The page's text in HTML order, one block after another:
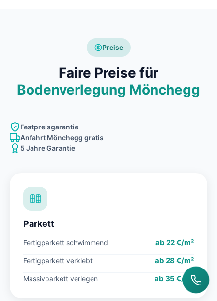
Preise
Faire Preise für
Bodenverlegung Mönchegg
Festpreisgarantie
Anfahrt Mönchegg gratis
5 Jahre Garantie
Parkett
Fertigparkett schwimmend ab 22 €/m²
Fertigparkett verklebt ab 28 €/m²
Massivparkett verlegen ab 35 €/m²